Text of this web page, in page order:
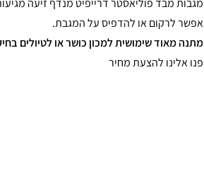
מגבות מבד פוליאסטר דרייפיט מנדף זיעה
אפשר לרקום או להדפיס על המגבת.
מתנה מאוד שימושית למכון כושר או לטיולים
פנו אלינו להצעת מחיר